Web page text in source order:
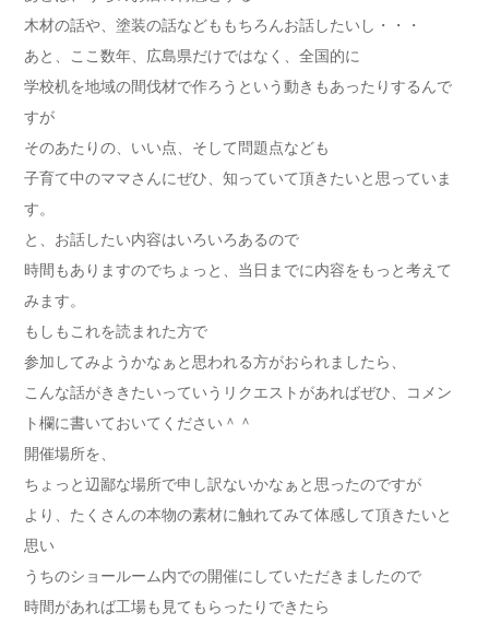
木材の話や、塗装の話などももちろんお話したいし・・・
あと、ここ数年、広島県だけではなく、全国的に
学校机を地域の間伐材で作ろうという動きもあったりするんで
すが
そのあたりの、いい点、そして問題点なども
子育て中のママさんにぜひ、知っていて頂きたいと思っていま
す。
と、お話したい内容はいろいろあるので
時間もありますのでちょっと、当日までに内容をもっと考えて
みます。
もしもこれを読まれた方で
参加してみようかなぁと思われる方がおられましたら、
こんな話がききたいっていうリクエストがあればぜひ、コメン
ト欄に書いておいてください＾＾
開催場所を、
ちょっと辺鄙な場所で申し訳ないかなぁと思ったのですが
より、たくさんの本物の素材に触れてみて体感して頂きたいと
思い
うちのショールーム内での開催にしていただきましたので
時間があれば工場も見てもらったりできたら